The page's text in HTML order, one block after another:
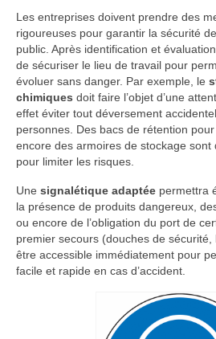
Les entreprises doivent prendre des
rigoureuses pour garantir la sécurité
public. Après identification et
de sécuriser le lieu de travail pour
évoluer sans danger. Par exemple, le
chimiques doit faire l’objet d’une
effet éviter tout déversement
personnes. Des bacs de rétention
encore des armoires de stockage sont
pour limiter les risques.
Une signalétique adaptée permettra
la présence de produits dangereux,
ou encore de l’obligation du port de
premier secours (douches de
être accessible immédiatement pour
facile et rapide en cas d’accident.